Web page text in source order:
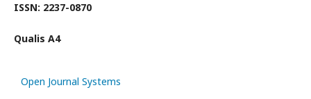
ISSN: 2237-0870
Qualis A4
Open Journal Systems